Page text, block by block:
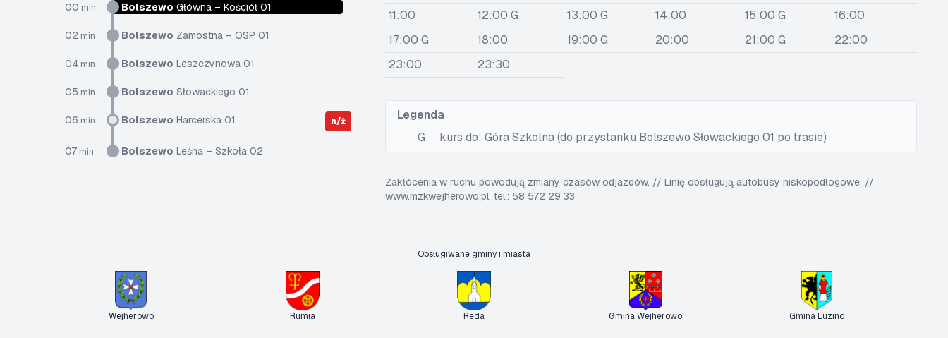
00 min Bolszewo Główna – Kościół 01
02 min Bolszewo Zamostna – OSP 01
04 min Bolszewo Leszczynowa 01
05 min Bolszewo Słowackiego 01
06 min Bolszewo Harcerska 01 n/ż
07 min Bolszewo Leśna – Szkoła 02
11:00
12:00 G 13:00 G 14:00 15:00 G
16:00
17:00 G
18:00 19:00 G 20:00 21:00 G
22:00
23:00
23:30
Legenda
G
kurs do: Góra Szkolna (do przystanku Bolszewo Słowackiego 01 po trasie)
Zakłócenia w ruchu powodują zmiany czasów odjazdów. // Linię obsługują autobusy niskopodłogowe. //
www.mzkwejherowo.pl, tel.: 58 572 29 33
Obsługiwane gminy i miasta
Wejherowo Rumia Reda Gmina Wejherowo Gmina Luzino